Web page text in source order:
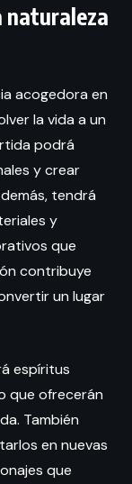
naturaleza
acogedora en
la vida a un
podrá
y crear
tendrá
y
que
contribuye
un lugar
espíritus
que ofrecerán
También
en nuevas
que